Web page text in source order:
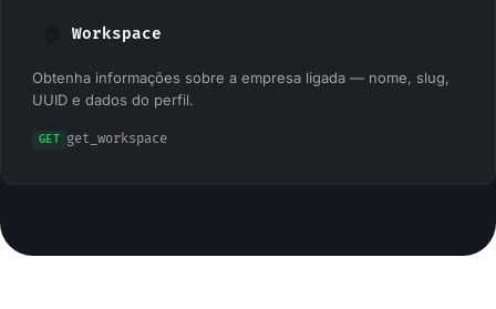
Workspace
Obtenha informações sobre a empresa ligada — nome, slug,
UUID e dados do perfil.
GET get_workspace